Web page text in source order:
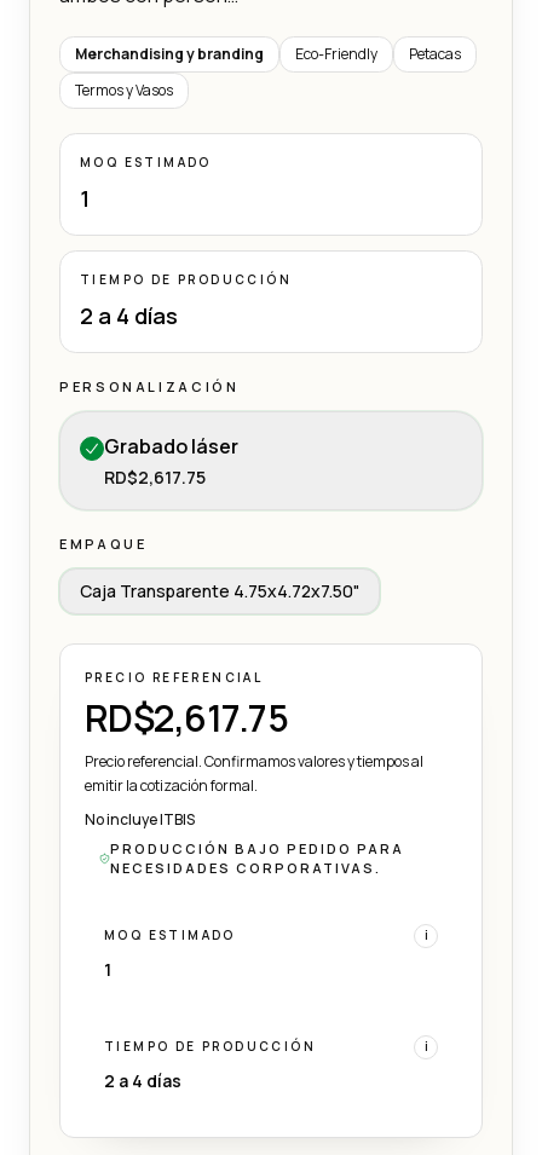
Merchandising y branding Eco-Friendly
Petacas
Termos y Vasos
MOQ ESTIMADO
1
TIEMPO DE PRODUCCIÓN
2 a 4 días
PERSONALIZACIÓN
Grabado láser
RD$2,617.75
EMPAQUE
Caja Transparente 4.75x4.72x7.50"
PRECIO REFERENCIAL
RD$2,617.75
Precio referencial. Confirmamos valores y tiempos al
emitir la cotización formal.
No incluye ITBIS
PRODUCCIÓN BAJO PEDIDO PARA
NECESIDADES CORPORATIVAS.
MOQ ESTIMADO i
1
TIEMPO DE PRODUCCIÓN i
2 a 4 días